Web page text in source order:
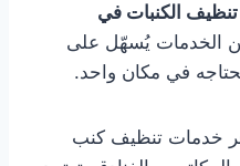
الكنبات في
الخدمات يُسهّل على
في مكان واحد.
خدمات تنظيف كنب